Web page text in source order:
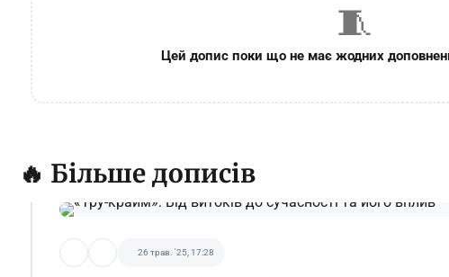
🧵
Цей допис поки що не має жодних
🔥 Більше дописів
26 трав. '25, 17:28